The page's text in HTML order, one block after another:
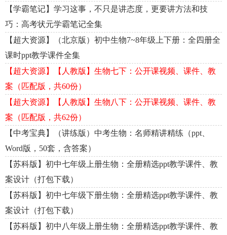
【学霸笔记】学习这事，不只是讲态度，更要讲方法和技
巧：高考状元学霸笔记全集
【超大资源】（北京版）初中生物7~8年级上下册：全四册全
课时ppt教学课件全集
【超大资源】【人教版】生物七下：公开课视频、课件、教
案（匹配版，共60份）
【超大资源】【人教版】生物八下：公开课视频、课件、教
案（匹配版，共62份）
【中考宝典】（讲练版）中考生物：名师精讲精练（ppt、
Word版，50套，含答案）
【苏科版】初中七年级上册生物：全册精选ppt教学课件、教
案设计（打包下载）
【苏科版】初中七年级下册生物：全册精选ppt教学课件、教
案设计（打包下载）
【苏科版】初中八年级上册生物：全册精选ppt教学课件、教